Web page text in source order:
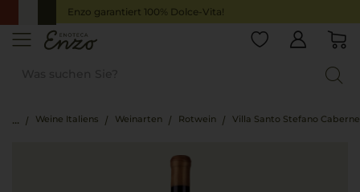
Enzo garantiert 100% Dolce-Vita!
Weine Italiens Weinarten Rotwein Villa Santo Stefano